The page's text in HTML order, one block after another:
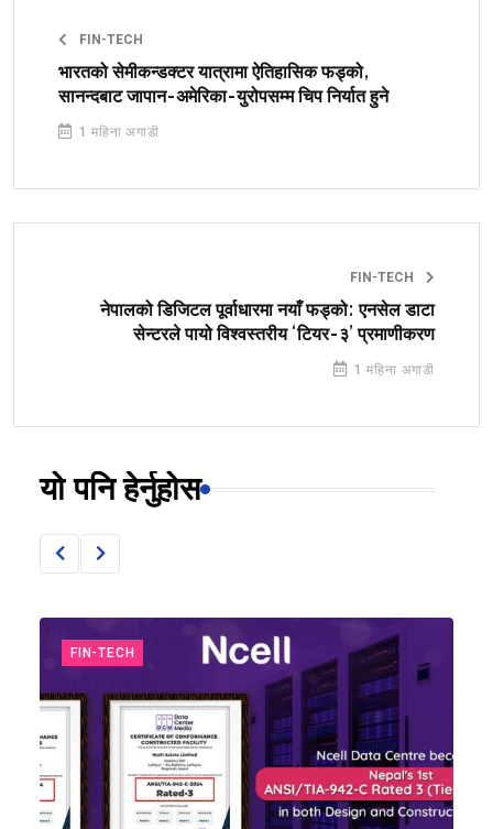
FIN-TECH
भारतको सेमीकन्डक्टर यात्रामा ऐतिहासिक फड्को,
सानन्दबाट जापान-अमेरिका-युरोपसम्म चिप निर्यात हुने
1 महिना अगाडी
FIN-TECH
नेपालको डिजिटल पूर्वाधारमा नयाँ फड्को: एनसेल डाटा
सेन्टरले पायो विश्वस्तरीय ‘टियर-३’ प्रमाणीकरण
1 महिना अगाडी
यो पनि हेर्नुहोस
FIN-TECH